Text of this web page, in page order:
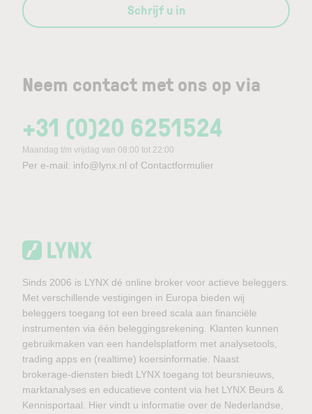
Neem contact met ons op via
+31 (0)20 6251524
Maandag t/m vrijdag van 08:00 tot 22:00
Per e-mail: info@lynx.nl of Contactformulier
Schrijf u in
Sinds 2006 is LYNX dé online broker voor actieve beleggers.
Met verschillende vestigingen in Europa bieden wij
beleggers toegang tot een breed scala aan financiële
instrumenten via één beleggingsrekening. Klanten kunnen
gebruikmaken van een handelsplatform met analysetools,
trading apps en (realtime) koersinformatie. Naast
brokerage-diensten biedt LYNX toegang tot beursnieuws,
marktanalyses en educatieve content via het LYNX Beurs &
Kennisportaal. Hier vindt u informatie over de Nederlandse,